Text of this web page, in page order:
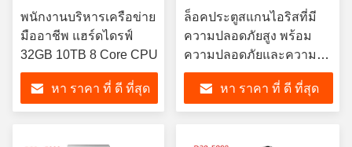
พนักงานบริหารเครือข่าย
มืออาชีพ แฮร์ดไดรฟ์
32GB 10TB 8 Core CPU
หา ราคา ที่ ดี ที่สุด
ล็อคประตูสแกนไอริสที่มี
ความปลอดภัยสูง พร้อม
ความปลอดภัยและความ
สะดวกสบายสูง
หา ราคา ที่ ดี ที่สุด